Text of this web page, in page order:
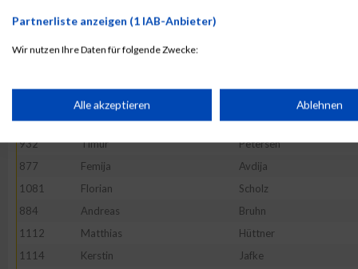
1043
Lukas
Marius
1155
Jan-Patrick Seidel
932
Timur Petersen
877
Femija Avdija
1081
Florian Scholz
884
Andreas Bruhn
1112
Matthias Hüttner
1114
Kerstin Jafke
Partnerliste anzeigen (1 IAB-Anbieter)
Wir nutzen Ihre Daten für folgende Zwecke:
Speichern von oder Zugriff auf Informationen auf einem
Verwendung reduzierter Daten zur Auswahl von Werbeanzeigen
Verwendung von Profilen zur Auswahl personalisierter Werbung
Alle akzeptieren Ablehnen